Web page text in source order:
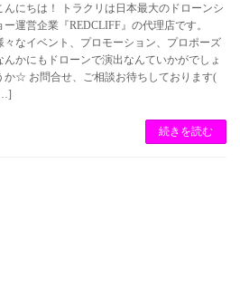
んにちは！ トラクリは日本最大のドローンシ
ー運営企業『REDCLIFF』の代理店です。
々なイベント、プロモーション、プロポーズ
んかにもドローンで演出なんていかがでしょ
か☆ お問合せ、ご相談お待ちしております(
続きを読む